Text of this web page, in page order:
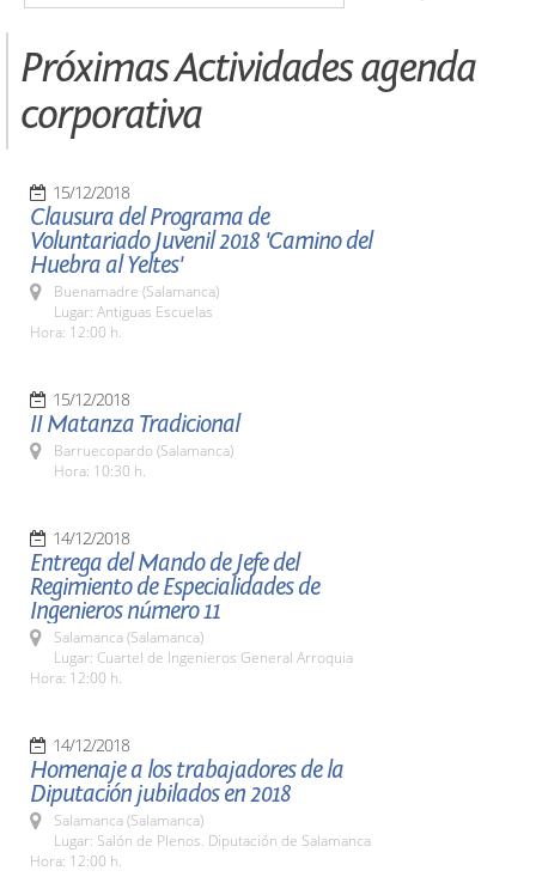
Próximas Actividades agenda
corporativa
15/12/2018
Clausura del Programa de
Voluntariado Juvenil 2018 'Camino del
Huebra al Yeltes'
Buenamadre (Salamanca)
Lugar: Antiguas Escuelas
Hora: 12:00 h.
15/12/2018
II Matanza Tradicional
Barruecopardo (Salamanca)
Hora: 10:30 h.
14/12/2018
Entrega del Mando de Jefe del
Regimiento de Especialidades de
Ingenieros número 11
Salamanca (Salamanca)
Lugar: Cuartel de Ingenieros General Arroquia
Hora: 12:00 h.
14/12/2018
Homenaje a los trabajadores de la
Diputación jubilados en 2018
Salamanca (Salamanca)
Lugar: Salón de Plenos. Diputación de Salamanca
Hora: 12:00 h.